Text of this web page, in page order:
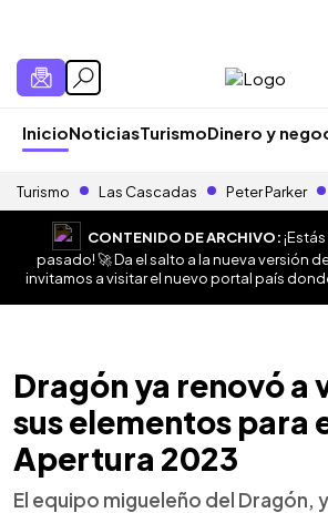
InicioNoticiasTurismoDinero y
Turismo Las Cascadas Peter Parker
CONTENIDO DE ARCHIVO:
pasado! 🚀 Da el salto a la nueva versión
invitamos a visitar el nuevo portal país
Dragón ya renovó a
sus elementos para
Apertura 2023
El equipo migueleño del Dragón,